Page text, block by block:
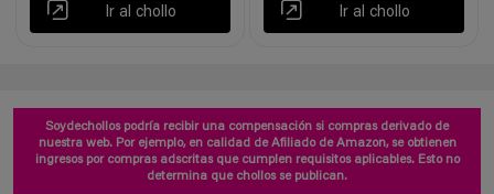
Ir al chollo Ir al chollo
Soydechollos podría recibir una compensación si compras derivado de
nuestra web. Por ejemplo, en calidad de Afiliado de Amazon, se obtienen
ingresos por compras adscritas que cumplen requisitos aplicables. Esto no
determina que chollos se publican.